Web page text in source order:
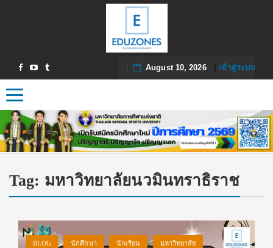
August 10, 2026| เข้าสู่ระบบ
Toggle navigation
Tag: มหาวิทยาลัยนวมินทราธิราช
BLOG นักศึกษา นักเรียน มหาวิทยาลัย